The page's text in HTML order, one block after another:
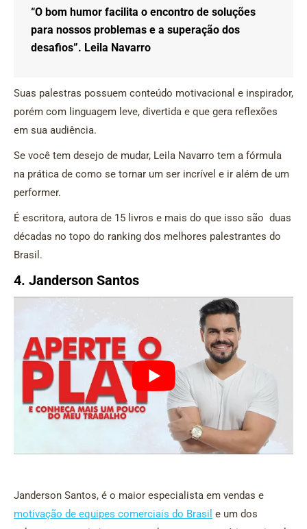
“O bom humor facilita o encontro de soluções
para nossos problemas e a superação dos
desafios”. Leila Navarro
Suas palestras possuem conteúdo motivacional e inspirador,
porém com linguagem leve, divertida e que gera reflexões
em sua audiência.
Se você tem desejo de mudar, Leila Navarro tem a fórmula
na prática de como se tornar um ser incrível e ir além de um
performer.
É escritora, autora de 15 livros e mais do que isso são duas
décadas no topo do ranking dos melhores palestrantes do
Brasil.
4. Janderson Santos
Janderson Santos, é o maior especialista em vendas e
motivação de equipes comerciais do Brasil e um dos